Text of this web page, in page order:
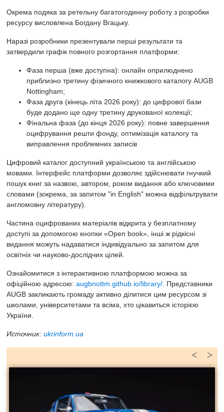
Окрема подяка за ретельну багатогодинну роботу з розробки
ресурсу висловлена Богдану Вгацьку.
Наразі розробники презентували перші результати та
затвердили графік повного розгортання платформи:
Фаза перша (вже доступна): онлайн оприлюднено
приблизно третину фізичного книжкового каталогу AUGB
Nottingham;
Фаза друга (кінець літа 2026 року): до цифрової бази
буде додано ще одну третину друкованої колекції;
Фінальна фаза (до кінця 2026 року): повне завершення
оцифрування решти фонду, оптимізація каталогу та
виправлення проблемних записів
Цифровий каталог доступний українською та англійською
мовами. Інтерфейс платформи дозволяє здійснювати гнучкий
пошук книг за назвою, автором, роком видання або ключовими
словами (зокрема, за запитом "in English" можна відфільтрувати
англомовну літературу).
Частина оцифрованих матеріалів відкрита у безплатному
доступі за допомогою кнопки «Open book», інші ж рідкісні
видання можуть надаватися індивідуально за запитом для
освітніх чи науково-дослідчих цілей.
Ознайомитися з інтерактивною платформою можна за
офіційною адресою: augbnottm.github.io/library/ . Представники
AUGB закликають громаду активно ділитися цим ресурсом зі
школами, університетами та всіма, хто цікавиться історією
України.
Источник: ukrinform.ua
>
<